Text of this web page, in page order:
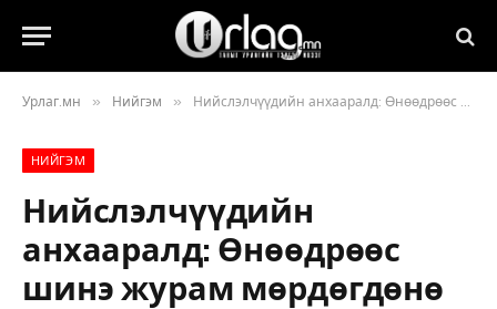
Урлаг.мн » Нийгэм » Нийслэлчүүдийн анхааралд: Өнөөдрөөс шинэ журам мөрдөгдөнө
НИЙГЭМ
Нийслэлчүүдийн
анхааралд: Өнөөдрөөс
шинэ журам мөрдөгдөнө